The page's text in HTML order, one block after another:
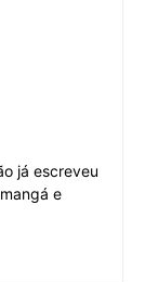
já escreveu
e